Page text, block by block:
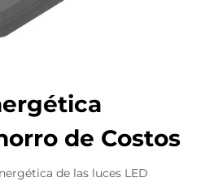
de Costos
de las luces LED